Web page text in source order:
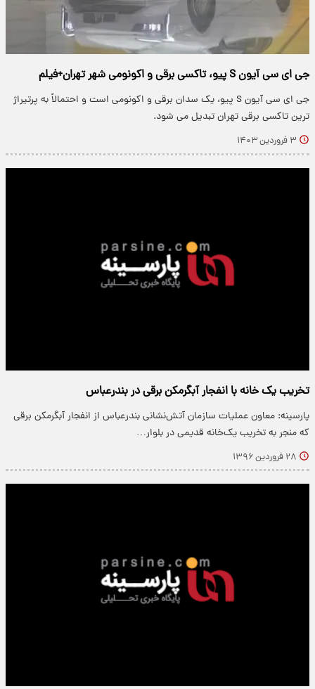
جی ای سی آیون S پیو، تاکسی برقی و اکونومی شهر تهران+فیلم
جی ای سی آیون S پیو، یک سدان برقی و اکونومی است و احتمالاً به پرتیراژ
ترین تاکسی برقی تهران تبدیل می شود.
۳ فروردین ۱۴۰۳
تخریب یک‌ خانه با انفجار آبگرمکن برقی در بندرعباس
پارسینه: معاون عملیات سازمان آتش‌نشانی بندرعباس از انفجار آبگرمکن برقی
که منجر به تخریب یک‌خانه قدیمی در بلوار…
۲۸ فروردین ۱۳۹۶